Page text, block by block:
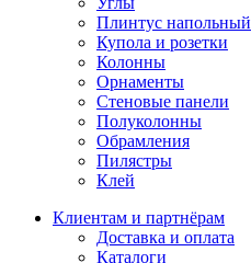
Плинтус напольный
Купола и розетки
Колонны
Орнаменты
Стеновые панели
Полуколонны
Обрамления
Пилястры
Клей
Клиентам и партнёрам
Доставка и оплата
Каталоги